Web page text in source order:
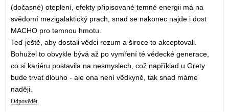
(dočasné) oteplení, efekty připisované temné energii má na
svědomí mezigalaktický prach, snad se nakonec najde i dost
MACHO pro temnou hmotu.
Teď ještě, aby dostali vědci rozum a široce to akceptovali.
Bohužel to obvykle bývá až po vymření té vědecké generace,
co si kariéru postavila na nesmyslech, což například u Grety
bude trvat dlouho - ale ona není vědkyně, tak snad máme
naději.
Odpovědět